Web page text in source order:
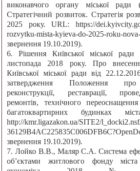
виконавчого органу міської ради
Стратегічний розвиток. Стратегія
2025 року. URL: https://
rozvytku-mista-kyieva-do-2025-roku-
звернення 19.10.2019).
6. Рішення Київської міської
листопада 2018 року. Про
Київської міської ради від
затвердження Положення про
реконструкції, реставрації,
ремонтів, технічного
багатоквартирних будинках
http://kmr.ligazakon.ua/SITE2/
звернення 19.10.2019).
7. Лойко В.В., Маляр С.А. Система
об’єктами житлового фонду